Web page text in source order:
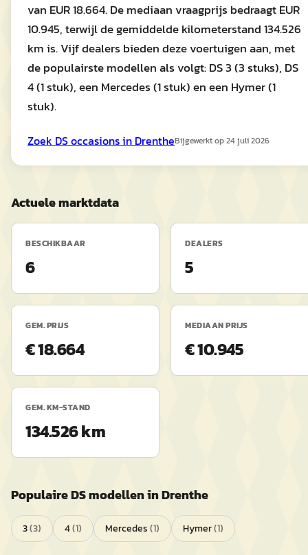
van EUR 18.664. De mediaan vraagprijs bedraagt EUR
10.945, terwijl de gemiddelde kilometerstand 134.526
km is. Vijf dealers bieden deze voertuigen aan, met
de populairste modellen als volgt: DS 3 (3 stuks), DS
4 (1 stuk), een Mercedes (1 stuk) en een Hymer (1
stuk).
Zoek DSoccasions in DrentheBijgewerkt op24 juli 2026
Actuele marktdata
BESCHIKBAAR
6
DEALERS
5
GEM. PRIJS
€ 18.664
MEDIAAN PRIJS
€ 10.945
GEM. KM-STAND
134.526 km
PopulaireDSmodellen inDrenthe
3(3) 4(1) Mercedes(1) Hymer(1)